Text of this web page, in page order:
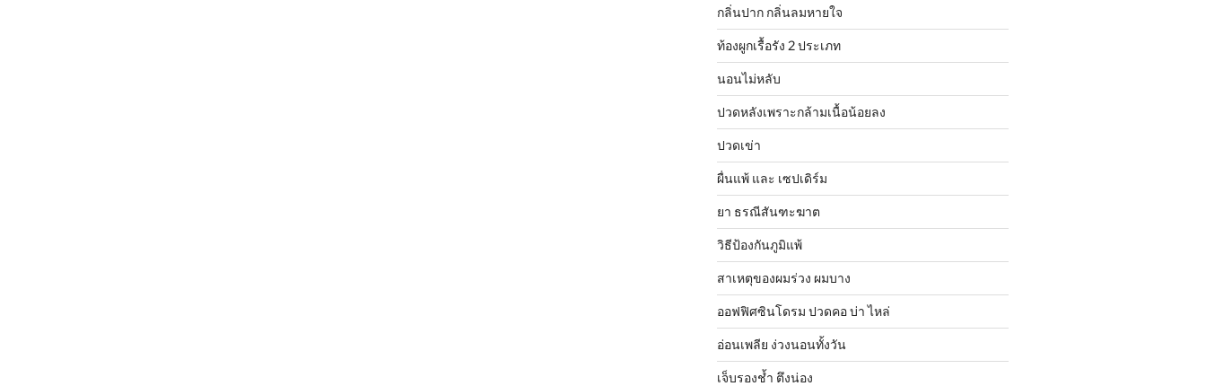
กลิ่นปาก กลิ่นลมหายใจ
ท้องผูกเรื้อรัง 2 ประเภท
นอนไม่หลับ
ปวดหลังเพราะกล้ามเนื้อน้อยลง
ปวดเข่า
ผื่นแพ้ และ เซปเดิร์ม
ยา ธรณีสันฑะฆาต
วิธีป้องกันภูมิแพ้
สาเหตุของผมร่วง ผมบาง
ออฟฟิศซินโดรม ปวดคอ บ่า ไหล่
อ่อนเพลีย ง่วงนอนทั้งวัน
เจ็บรองช้ำ ตึงน่อง